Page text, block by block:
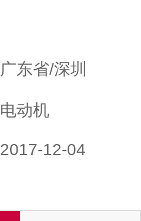
广东省/深圳
电动机
2017-12-04